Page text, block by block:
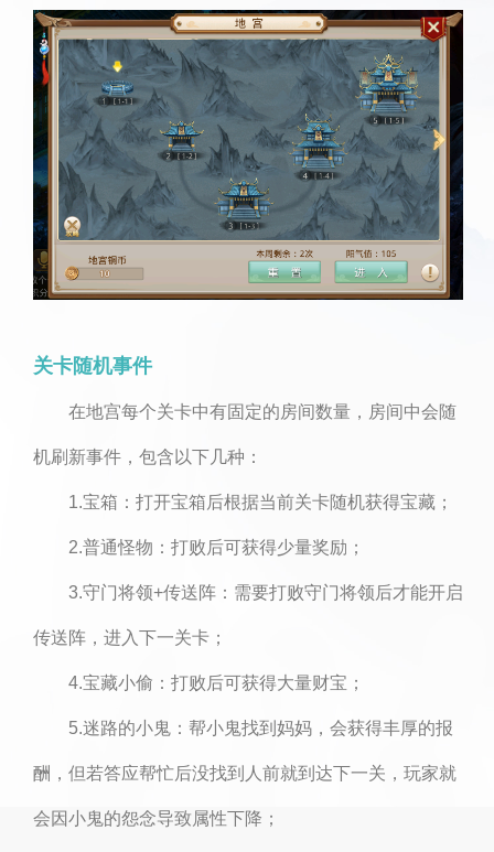
关卡随机事件
在地宫每个关卡中有固定的房间数量，房间中会随
机刷新事件，包含以下几种：
1.宝箱：打开宝箱后根据当前关卡随机获得宝藏；
2.普通怪物：打败后可获得少量奖励；
3.守门将领+传送阵：需要打败守门将领后才能开启
传送阵，进入下一关卡；
4.宝藏小偷：打败后可获得大量财宝；
5.迷路的小鬼：帮小鬼找到妈妈，会获得丰厚的报
酬，但若答应帮忙后没找到人前就到达下一关，玩家就
会因小鬼的怨念导致属性下降；